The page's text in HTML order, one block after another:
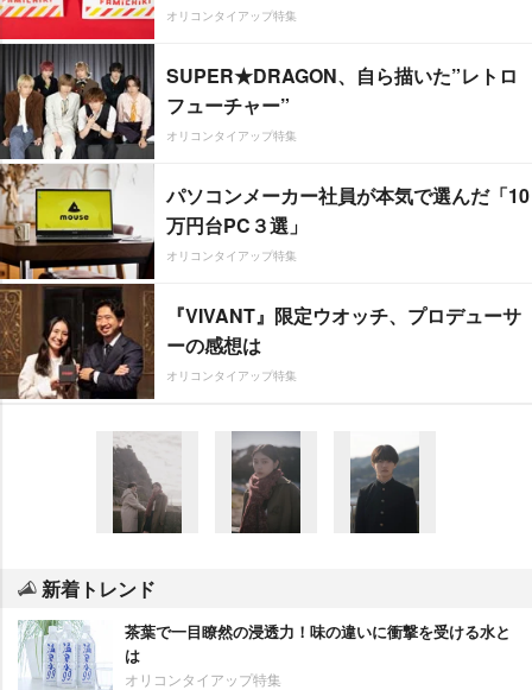
オリコンタイアップ特集
SUPER★DRAGON、自ら描いた”レトロ
フューチャー”
オリコンタイアップ特集
パソコンメーカー社員が本気で選んだ「10
万円台PC３選」
オリコンタイアップ特集
『VIVANT』限定ウオッチ、プロデューサ
ーの感想は
オリコンタイアップ特集
新着トレンド
茶葉で一目瞭然の浸透力！味の違いに衝撃を受ける水と
は
オリコンタイアップ特集